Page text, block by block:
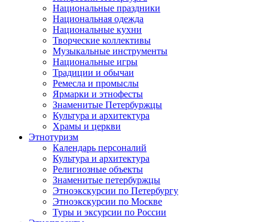
Национальные праздники
Национальная одежда
Национальные кухни
Творческие коллективы
Музыкальные инструменты
Национальные игры
Традиции и обычаи
Ремесла и промыслы
Ярмарки и этнофесты
Знаменитые Петербуржцы
Культура и архитектура
Храмы и церкви
Этнотуризм
Календарь персоналий
Культура и архитектура
Религиозные объекты
Знаменитые петербуржцы
Этноэкскурсии по Петербургу
Этноэкскурсии по Москве
Туры и эксурсии по России